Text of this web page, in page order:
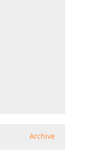
Archive